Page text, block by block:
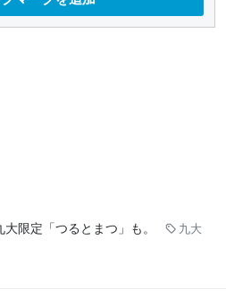
限定「つるとまつ」も。
九大